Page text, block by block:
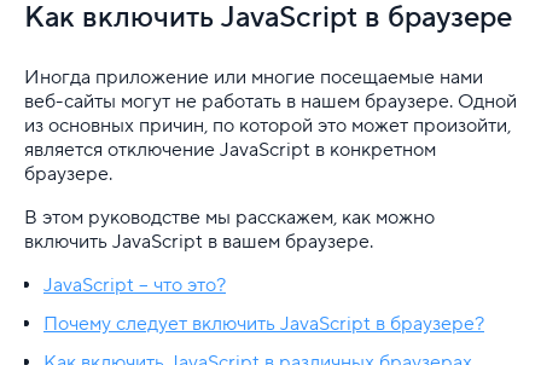
Почта
Партнерская программа
Конструктор сайта
Реклама и продвижение
Как включить JavaScript в браузере
Иногда приложение или многие посещаемые нами
веб-сайты могут не работать в нашем браузере. Одной
из основных причин, по которой это может произойти,
является отключение JavaScript в конкретном
браузере.
В этом руководстве мы расскажем, как можно
включить JavaScript в вашем браузере.
JavaScript – что это?
Почему следует включить JavaScript в браузере?